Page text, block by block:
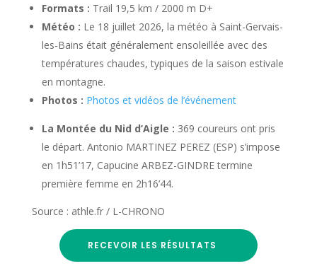
Formats : Trail 19,5 km / 2000 m D+
Météo : Le 18 juillet 2026, la météo à Saint-Gervais-
les-Bains était généralement ensoleillée avec des
températures chaudes, typiques de la saison estivale
en montagne.
Photos : Photos et vidéos de l’événement
La Montée du Nid d’Aigle : 369 coureurs ont pris
le départ. Antonio MARTINEZ PEREZ (ESP) s’impose
en 1h51’17, Capucine ARBEZ-GINDRE termine
première femme en 2h16’44.
Source : athle.fr / L-CHRONO
RECEVOIR LES RÉSULTATS